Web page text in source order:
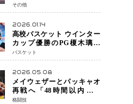
へ！ 豪州での挑戦を糧に、
28年ロサンゼルス五輪へ再
始動
その他
2026.01.14
高校バスケット ウインター
カップ優勝のPG榎木璃旺
（えのき・りお）がプロの
現場へ―。
バスケット
2026.05.08
メイウェザーとパッキャオ
再戦へ「48時間以内に決
着」公式戦かエキシビショ
格闘技